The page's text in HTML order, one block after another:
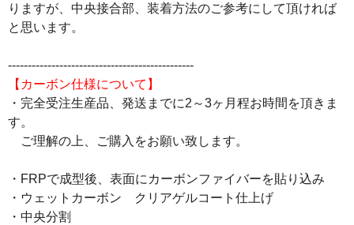
りますが、中央接合部、装着方法のご参考にして頂ければ
と思います。
-----------------------------------------------
【カーボン仕様について】
・完全受注生産品、発送までに2～3ヶ月程お時間を頂きま
す。
ご理解の上、ご購入をお願い致します。
・FRPで成型後、表面にカーボンファイバーを貼り込み
・ウェットカーボン クリアゲルコート仕上げ
・中央分割